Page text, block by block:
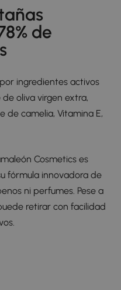
de
ingredientes activos
oliva virgen extra,
de camelia, Vitamina E,
Cosmetics es
fórmula innovadora de
ni perfumes. Pese a
retirar con facilidad